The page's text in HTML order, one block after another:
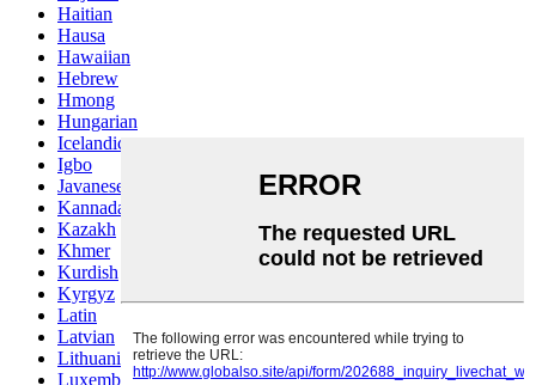
Haitian
Hausa
Hawaiian
Hebrew
Hmong
Hungarian
Icelandic
Igbo
Javanese
Kannada
Kazakh
Khmer
Kurdish
Kyrgyz
Latin
Latvian
Lithuanian
Luxembou..